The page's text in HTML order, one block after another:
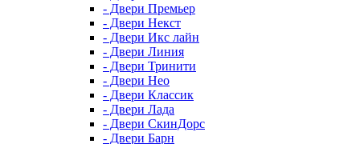
- Двери Премьер
- Двери Некст
- Двери Икс лайн
- Двери Линия
- Двери Тринити
- Двери Нео
- Двери Классик
- Двери Лада
- Двери СкинДорс
- Двери Барн